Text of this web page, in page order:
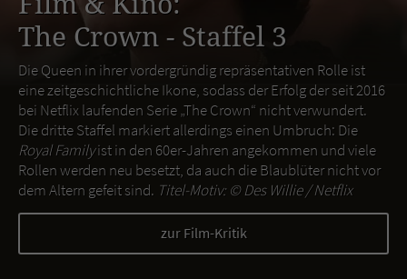
The Crown - Staffel 3
Die Queen in ihrer vordergründig repräsentativen Rolle ist
eine zeitgeschichtliche Ikone, sodass der Erfolg der seit 2016
bei Netflix laufenden Serie „The Crown“ nicht verwundert.
Die dritte Staffel markiert allerdings einen Umbruch: Die
Royal Familyist in den 60er-Jahren angekommen und viele
Rollen werden neu besetzt, da auch die Blaublüter nicht vor
dem Altern gefeit sind. Titel-Motiv: ©Des Willie / Netflix
zur Film-Kritik